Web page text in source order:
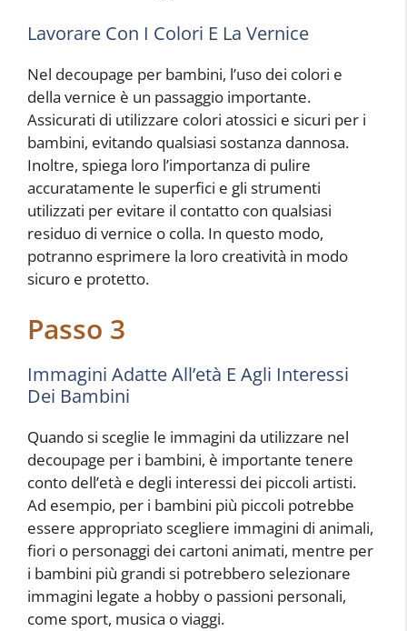
Lavorare Con I Colori E La Vernice
Nel decoupage per bambini, l’uso dei colori e
della vernice è un passaggio importante.
Assicurati di utilizzare colori atossici e sicuri per i
bambini, evitando qualsiasi sostanza dannosa.
Inoltre, spiega loro l’importanza di pulire
accuratamente le superfici e gli strumenti
utilizzati per evitare il contatto con qualsiasi
residuo di vernice o colla. In questo modo,
potranno esprimere la loro creatività in modo
sicuro e protetto.
Passo 3
Immagini Adatte All’età E Agli Interessi
Dei Bambini
Quando si sceglie le immagini da utilizzare nel
decoupage per i bambini, è importante tenere
conto dell’età e degli interessi dei piccoli artisti.
Ad esempio, per i bambini più piccoli potrebbe
essere appropriato scegliere immagini di animali,
fiori o personaggi dei cartoni animati, mentre per
i bambini più grandi si potrebbero selezionare
immagini legate a hobby o passioni personali,
come sport, musica o viaggi.